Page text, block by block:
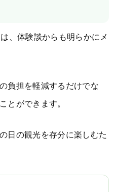
、体験談からも明らかにメ
負担を軽減するだけでな
とができます。
日の観光を存分に楽しむた